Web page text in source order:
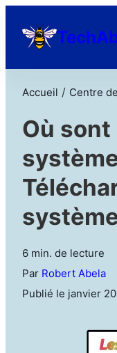
Accueil / Centre
Où
6 min. de lecture
Par Robert Abela
Publié le janvier